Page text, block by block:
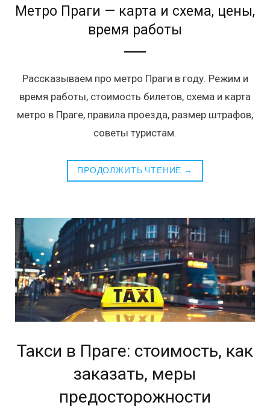
Метро Праги — карта и схема, цены,
время работы
Рассказываем про метро Праги в году. Режим и
время работы, стоимость билетов, схема и карта
метро в Праге, правила проезда, размер штрафов,
советы туристам.
ПРОДОЛЖИТЬ ЧТЕНИЕ →
Такси в Праге: стоимость, как
заказать, меры
предосторожности